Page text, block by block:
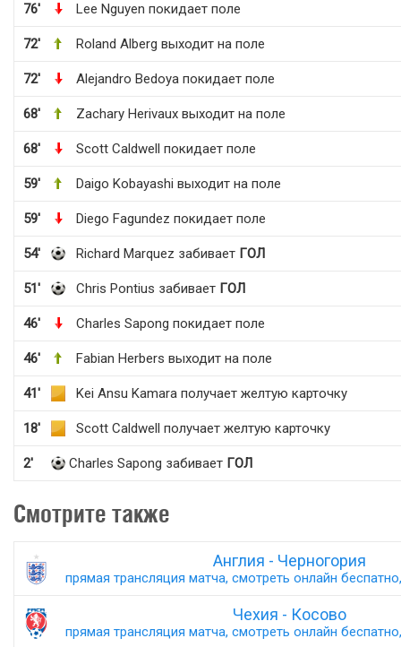
76' Lee Nguyen покидает поле
72' Roland Alberg выходит на поле
72' Alejandro Bedoya покидает поле
68' Zachary Herivaux выходит на поле
68' Scott Caldwell покидает поле
59' Daigo Kobayashi выходит на поле
59' Diego Fagundez покидает поле
54' Richard Marquez забивает ГОЛ
51' Chris Pontius забивает ГОЛ
46' Charles Sapong покидает поле
46' Fabian Herbers выходит на поле
41' Kei Ansu Kamara получает желтую карточку
18' Scott Caldwell получает желтую карточку
2' Charles Sapong забивает ГОЛ
Смотрите также
Англия - Черногория
прямая трансляция матча, смотреть онлайн
Чехия - Косово
прямая трансляция матча, смотреть онлайн